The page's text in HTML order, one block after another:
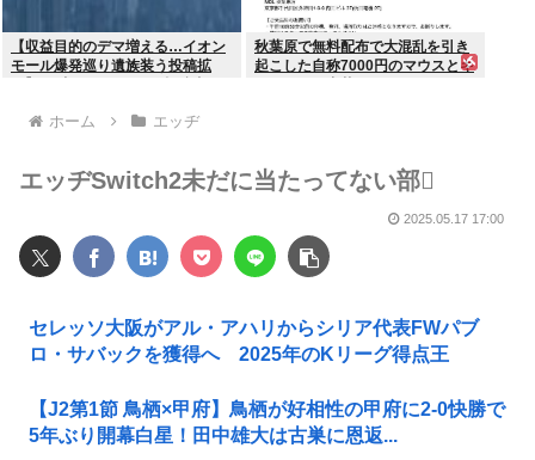
【収益目的のデマ増える…イオン
モール爆発巡り遺族装う投稿拡
くなった」
秋葉原で無料配布で大混乱を引き
起こした自称7000円のマウスとキ
ホーム エッヂ
エッヂSwitch2未だに当たってない部🫩
2025.05.17 17:00
セレッソ大阪がアル・アハリからシリア代表FWパブ
ロ・サバックを獲得へ 2025年のKリーグ得点王
【J2第1節 鳥栖×甲府】鳥栖が好相性の甲府に2-0快勝で
5年ぶり開幕白星！田中雄大は古巣に恩返...